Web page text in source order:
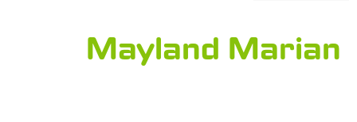
Mayland Marian